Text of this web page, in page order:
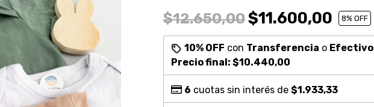
$12.650,00$11.600,00 8% OFF
10% OFF con Transferencia o Efectivo
Precio final: $10.440,00
6 cuotas sin interés de $1.933,33